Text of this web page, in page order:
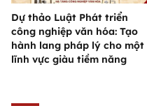
Dự thảo Luật Phát triển
công nghiệp văn hóa: Tạo
hành lang pháp lý cho một
lĩnh vực giàu tiềm năng